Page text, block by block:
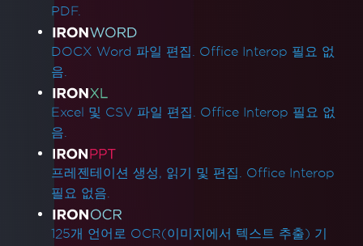
PDF.
DOCX Word 파일 편집. Office Interop 필요 없
음.
Excel 및 CSV 파일 편집. Office Interop 필요 없
음.
프레젠테이션 생성, 읽기 및 편집. Office Interop
필요 없음.
125개 언어로 OCR(이미지에서 텍스트 추출) 기